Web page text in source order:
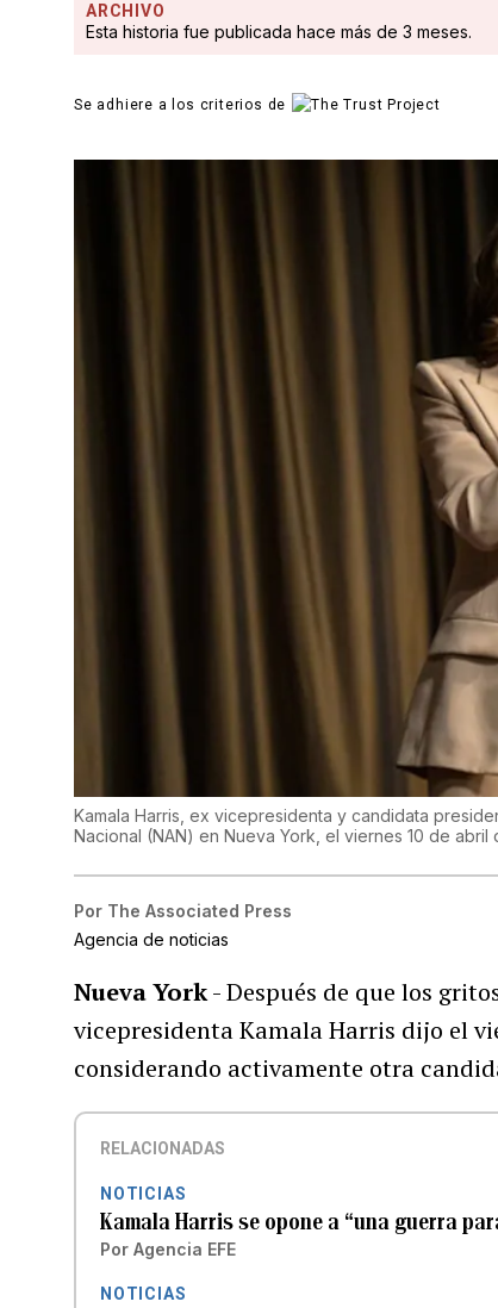
ARCHIVO
Esta historia fue publicada hace más de 3 meses.
Se adhiere a los criterios de
Kamala Harris, ex vicepresidenta y candidata
Nacional (NAN) en Nueva York, el viernes 10 de abril
Por The Associated Press
Agencia de noticias
Nueva York- Después de que los
vicepresidenta Kamala Harris dijo el
considerando activamente otra
RELACIONADAS
NOTICIAS
Kamala Harris se opone a “una guerra
Por Agencia EFE
NOTICIAS